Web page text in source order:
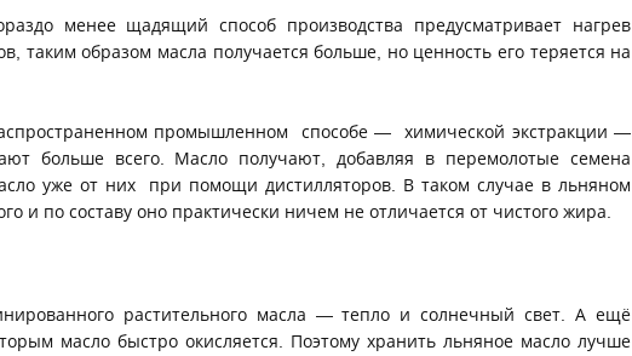
менее щадящий способ производства предусматривает нагрев
таким образом масла получается больше, но ценность его теряется на
промышленном способе — химической экстракции —
больше всего. Масло получают, добавляя в перемолотые семена
уже от них при помощи дистилляторов. В таком случае в льняном
и по составу оно практически ничем не отличается от чистого жира.
растительного масла — тепло и солнечный свет. А ещё
масло быстро окисляется. Поэтому хранить льняное масло лучше